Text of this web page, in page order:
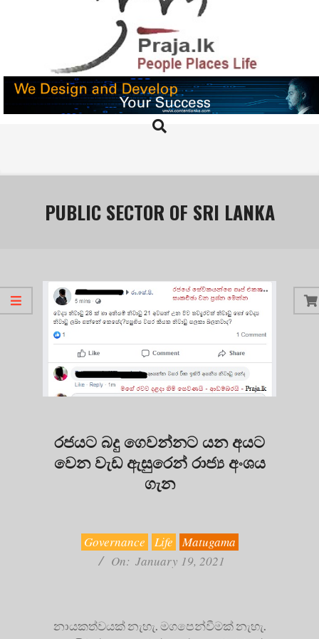
PRAJA.LK
Search
PUBLIC SECTOR OF SRI LANKA
රජයට බදු ගෙවන්නට යන අයට
වෙන වැඩ ඇසුරෙන් රාජ්‍ය අංශය
ගැන
Governance Life Matugama
On: January 19, 2021
නායකත්වයක් නැහැ. මගපෙන්වීමක් නැහැ.